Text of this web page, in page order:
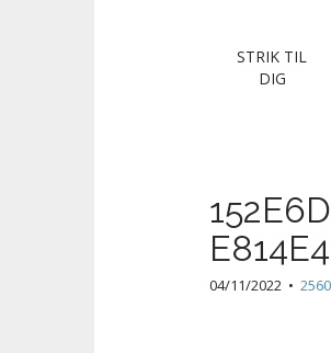
e
n
u
o
n
t
e
STRIK TIL
DIG
04/11/2022 •